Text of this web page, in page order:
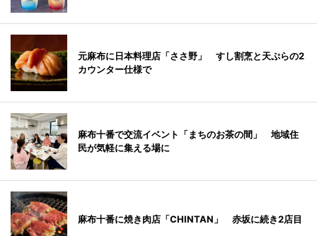
元麻布に日本料理店「ささ野」 すし割烹と天ぷらの2
カウンター仕様で
麻布十番で交流イベント「まちのお茶の間」 地域住
民が気軽に集える場に
麻布十番に焼き肉店「CHINTAN」 赤坂に続き2店目